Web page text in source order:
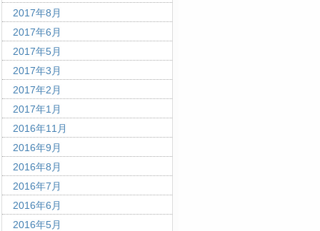
2017年8月
2017年6月
2017年5月
2017年3月
2017年2月
2017年1月
2016年11月
2016年9月
2016年8月
2016年7月
2016年6月
2016年5月